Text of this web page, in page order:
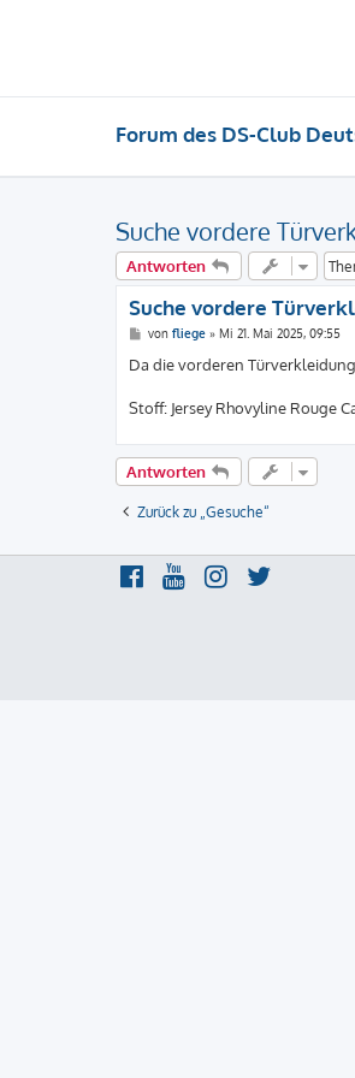
Forum des DS-Club
Suche vordere
Antworten
Suche vordere
B
i
t
a
g
von fliege» Mi 21. Mai 2025, 09:55
Da die vorderen
Stoff: Jersey Rhovyline Rouge
Antworten
Zurück zu „Gesuche“